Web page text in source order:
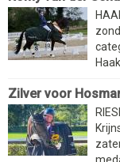
Zilver voor